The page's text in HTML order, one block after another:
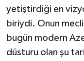
yetiştirdiği en
biriydi. Onun
bugün modern
düsturu olan şu